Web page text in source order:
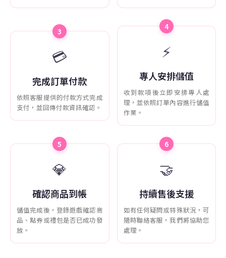
3
💳
完成訂單付款
依照客服提供的付款方式完成
支付，並回傳付款資訊確認。
4
⚡
專人安排儲值
收到款項後立即安排專人處
理，並依照訂單內容進行儲值
作業。
5
💎
確認商品到帳
儲值完成後，登錄遊戲確認商
品、點券或禮包是否已成功發
放。
6
🤝
持續售後支援
如有任何疑問或特殊狀況，可
隨時聯絡客服，我們將協助您
處理。